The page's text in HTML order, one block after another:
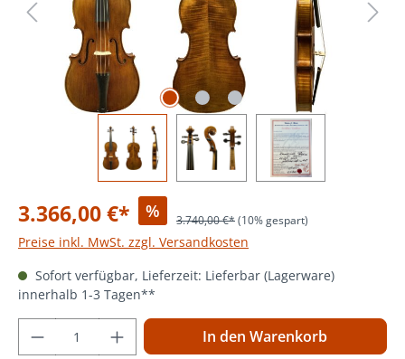
3.366,00 €* % 3.740,00 €*(10% gespart)
Preise inkl. MwSt. zzgl. Versandkosten
Sofort verfügbar, Lieferzeit: Lieferbar (Lagerware)
innerhalb 1-3 Tagen**
Produkt Anzahl: Gib den gewünschten
In den Warenkorb